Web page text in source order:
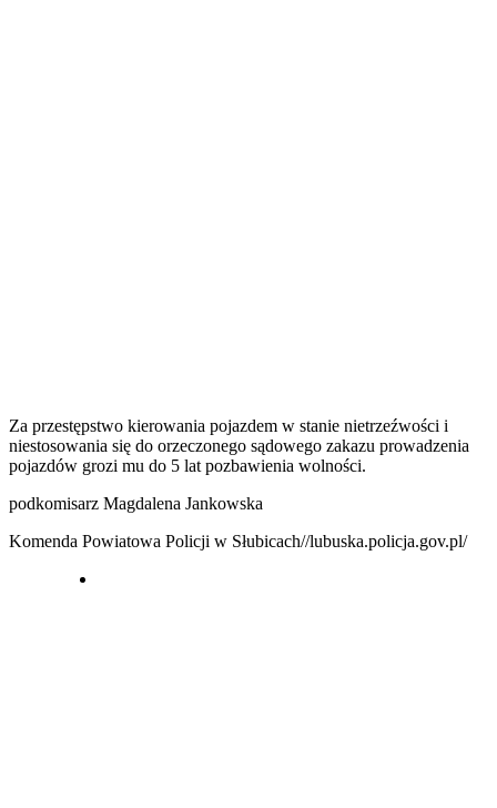
Za przestępstwo kierowania pojazdem w stanie nietrzeźwości i
niestosowania się do orzeczonego sądowego zakazu prowadzenia
pojazdów grozi mu do 5 lat pozbawienia wolności.
podkomisarz Magdalena Jankowska
Komenda Powiatowa Policji w Słubicach//lubuska.policja.gov.pl/